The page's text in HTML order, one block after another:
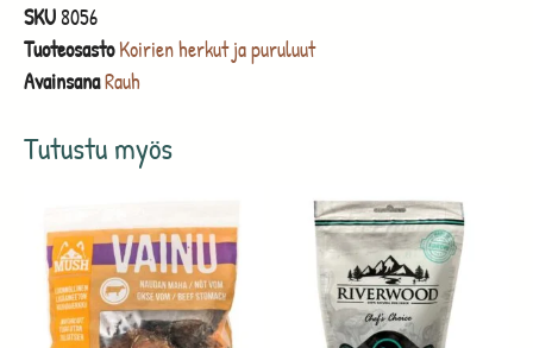
Tutustu myös
SKU8056
Tuoteosasto Koirien herkut ja puruluut
AvainsanaRauh